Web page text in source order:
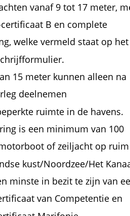
vanaf 9 tot 17 meter,
B en complete
welke vermeld staat op
15 meter kunnen alleen na
deelnemen
ruimte in de havens.
is een minimum van 100
of zeiljacht op
kust/Noordzee/Het
minste in bezit te zijn van
van Competentie en